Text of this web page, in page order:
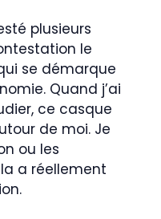
plusieurs
le
se démarque
Quand j’ai
ce casque
de moi. Je
ou les
a réellement